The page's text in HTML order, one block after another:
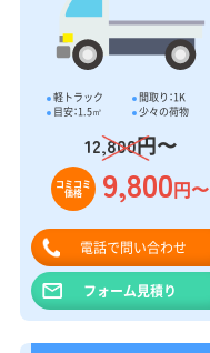
軽トラック
間取り：1K
目安：1.5㎥
少々の荷物
12,800円〜
コミコミ
価格 9,800円〜
電話で問い合わせ
フォーム見積り